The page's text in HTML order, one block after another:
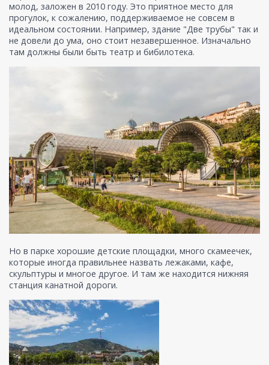
молод, заложен в 2010 году. Это приятное место для
прогулок, к сожалению, поддерживаемое не совсем в
идеальном состоянии. Например, здание "Две трубы" так и
не довели до ума, оно стоит незавершенное. Изначально
там должны были быть театр и бибилотека.
Но в парке хорошие детские площадки, много скамеечек,
которые иногда правильнее назвать лежаками, кафе,
скульптуры и многое другое. И там же находится нижняя
станция канатной дороги.